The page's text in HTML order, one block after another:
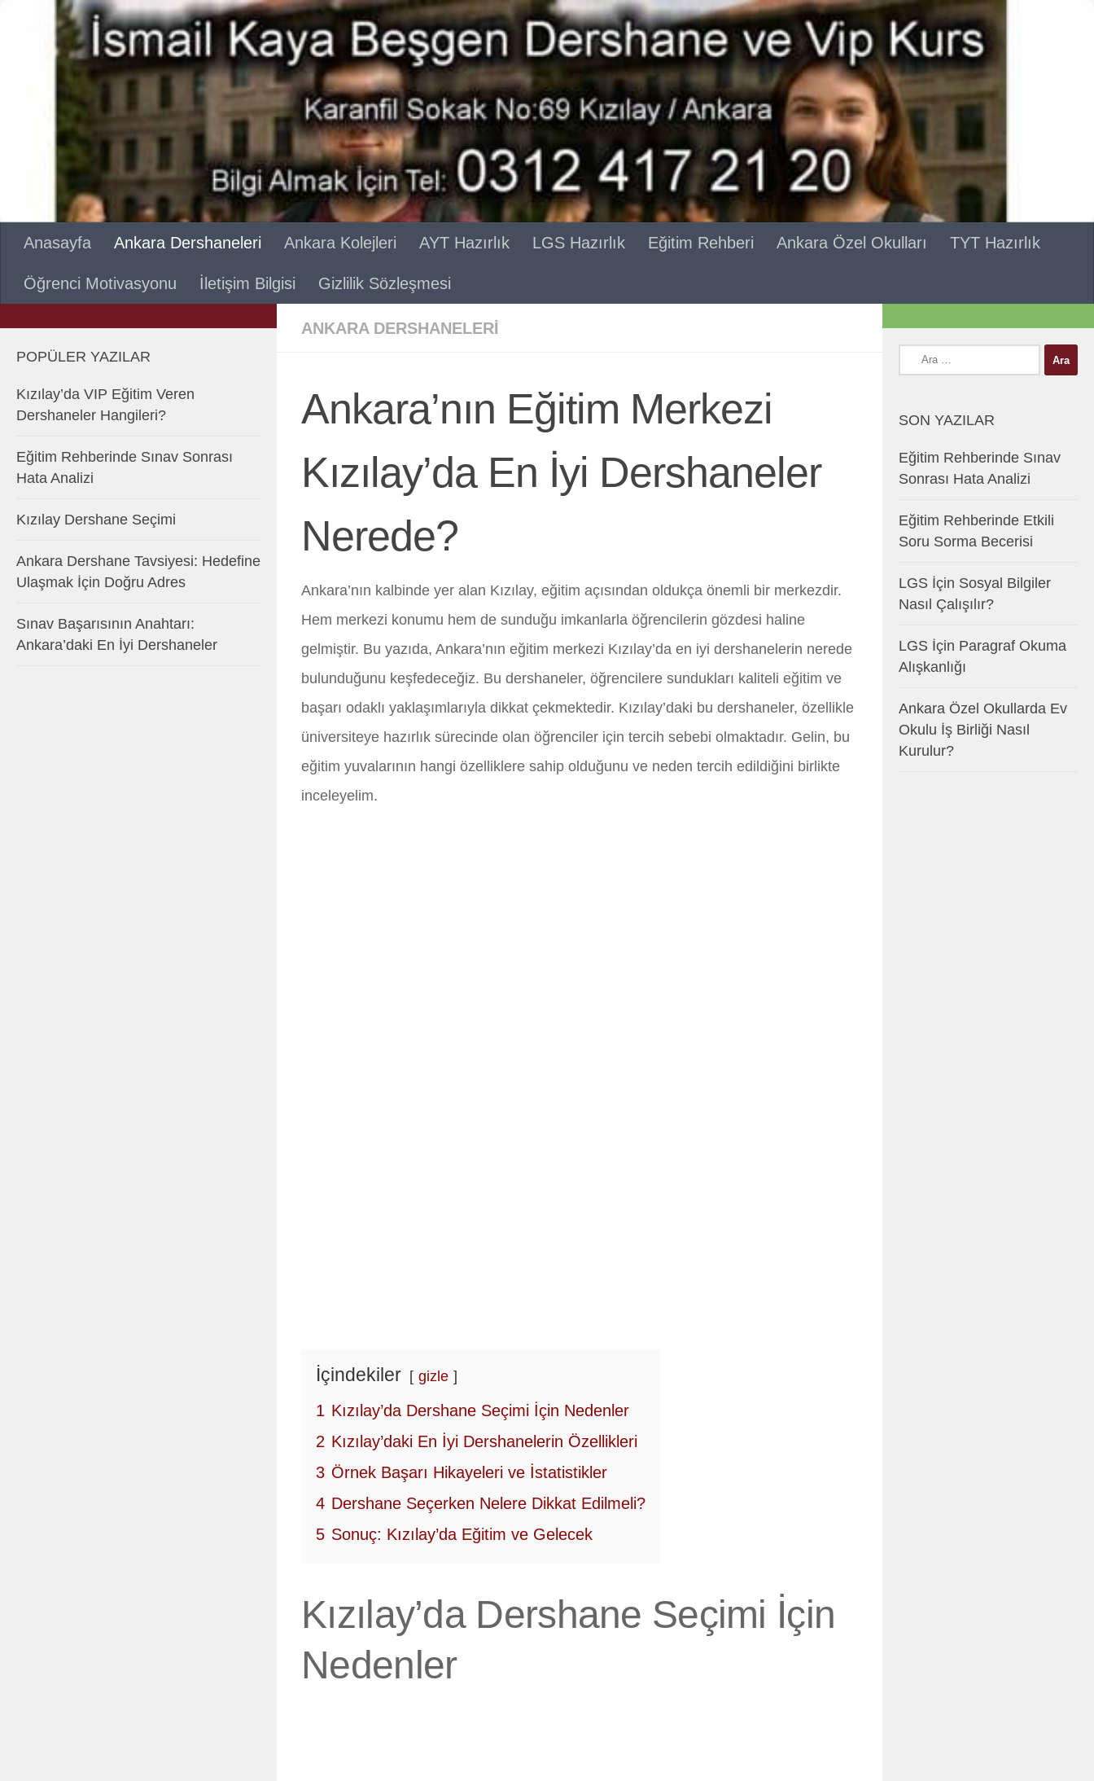
Skip to content
Anasayfa Ankara Dershaneleri Ankara Kolejleri AYT Hazırlık LGS Hazırlık Eğitim Rehberi Ankara Özel Okulları TYT Hazırlık
Öğrenci Motivasyonu İletişim Bilgisi Gizlilik Sözleşmesi
ANKARA DERSHANELERI
Ankara’nın Eğitim Merkezi
Kızılay’da En İyi Dershaneler
Nerede?
Ankara’nın kalbinde yer alan Kızılay, eğitim açısından oldukça önemli bir merkezdir.
Hem merkezi konumu hem de sunduğu imkanlarla öğrencilerin gözdesi haline
gelmiştir. Bu yazıda, Ankara’nın eğitim merkezi Kızılay’da en iyi dershanelerin nerede
bulunduğunu keşfedeceğiz. Bu dershaneler, öğrencilere sundukları kaliteli eğitim ve
başarı odaklı yaklaşımlarıyla dikkat çekmektedir. Kızılay’daki bu dershaneler, özellikle
üniversiteye hazırlık sürecinde olan öğrenciler için tercih sebebi olmaktadır. Gelin, bu
eğitim yuvalarının hangi özelliklere sahip olduğunu ve neden tercih edildiğini birlikte
inceleyelim.
İçindekiler gizle
1 Kızılay’da Dershane Seçimi İçin Nedenler
2 Kızılay’daki En İyi Dershanelerin Özellikleri
3 Örnek Başarı Hikayeleri ve İstatistikler
4 Dershane Seçerken Nelere Dikkat Edilmeli?
5 Sonuç: Kızılay’da Eğitim ve Gelecek
Kızılay’da Dershane Seçimi İçin
Nedenler
POPÜLER YAZILAR
Kızılay’da VIP Eğitim Veren
Dershaneler Hangileri?
Eğitim Rehberinde Sınav Sonrası
Hata Analizi
Kızılay Dershane Seçimi
Ankara Dershane Tavsiyesi: Hedefine
Ulaşmak İçin Doğru Adres
Sınav Başarısının Anahtarı:
Ankara’daki En İyi Dershaneler
Arama:
SON YAZILAR
Eğitim Rehberinde Sınav
Sonrası Hata Analizi
Eğitim Rehberinde Etkili
Soru Sorma Becerisi
LGS İçin Sosyal Bilgiler
Nasıl Çalışılır?
LGS İçin Paragraf Okuma
Alışkanlığı
Ankara Özel Okullarda Ev
Okulu İş Birliği Nasıl
Kurulur?